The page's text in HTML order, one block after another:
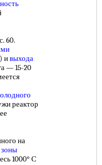
60.
ивыхода
— 15-20
реактор
на
зоны
1000° С